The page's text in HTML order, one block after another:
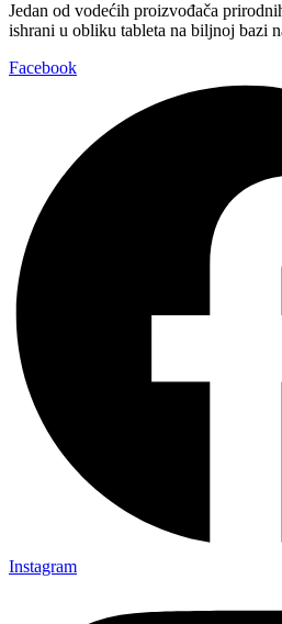
Jedan od vodećih proizvođača
ishrani u obliku tableta na biljnoj bazi
Facebook
Instagram